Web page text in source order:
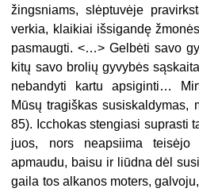
žingsniams, slėptuvėje
verkia, klaikiai išsigandę
pasmaugti. <…> Gelbėti savo
kitų savo brolių gyvybės
nebandyti kartu apsiginti…
Mūsų tragiškas susiskaldymas,
85). Icchokas stengiasi suprasti
juos, nors neapsiima teisėjo
apmaudu, baisu ir liūdna dėl
gaila tos alkanos moters,